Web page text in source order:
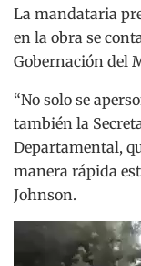
La mandataria
en la obra se
Gobernación del
“No solo se
también la
Departamental,
manera rápida
Johnson.